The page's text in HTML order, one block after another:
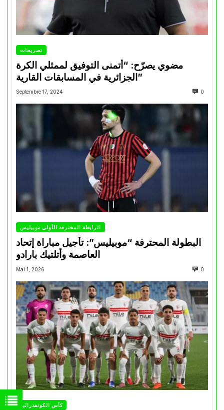
تصريحات
مضوي يصرّح: “أتمنى التوفيق لممثلي الكرة
الجزائرية في المسابقات القارية”
Septembre 17, 2024 0
الرابطة المحترفة الأولى موبيليس
البطولة المحترفة “موبيليس”: تأجيل مباراة إتحاد
العاصمة وأتلتيك بارادو
Mai 1, 2026 0
كأس الكونفدرالية